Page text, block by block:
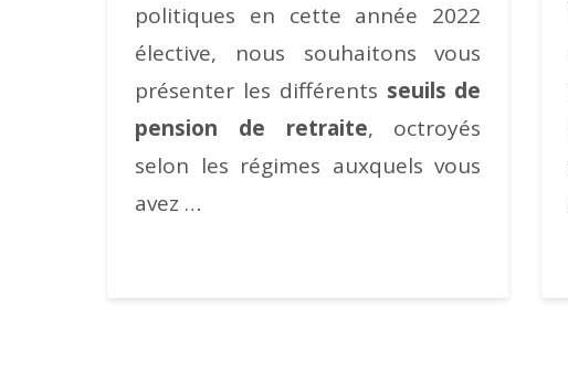
politiques en cette année 2022
élective, nous souhaitons vous
présenter les différents seuils de
pension de retraite, octroyés
selon les régimes auxquels vous
avez …